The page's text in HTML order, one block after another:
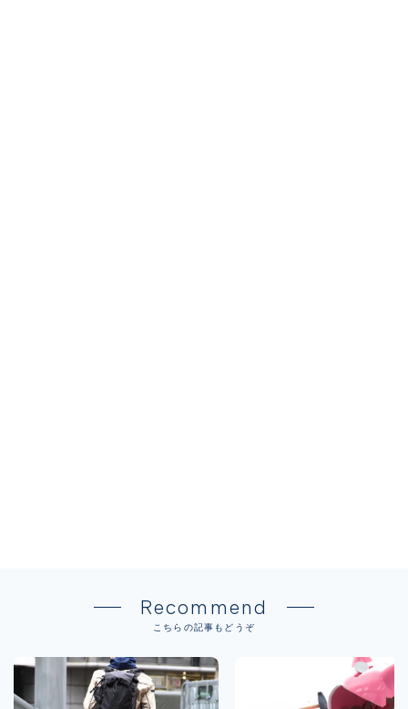
Recommend
こちらの記事もどうぞ